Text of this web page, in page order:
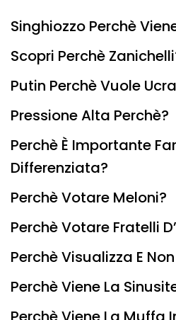
Singhiozzo Perchè
Scopri Perchè
Putin Perchè Vuole
Pressione Alta Perchè?
Perchè È Importante
Differenziata?
Perchè Votare Meloni?
Perchè Votare Fratelli
Perchè Visualizza E
Perchè Viene La